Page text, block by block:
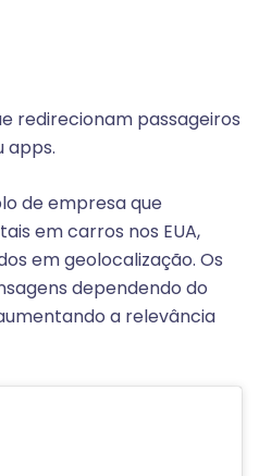
redirecionam passageiros
apps.
de empresa que
em carros nos EUA,
em geolocalização. Os
dependendo do
a relevância